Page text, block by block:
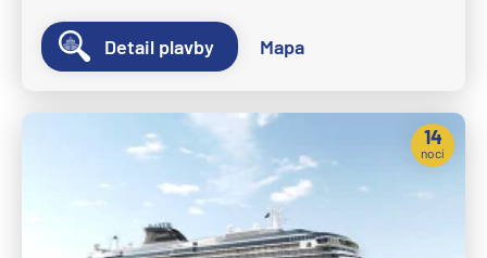
MS Koningsdam
MS Nieuw Amsterdam
MS Noordam
MS Rotterdam
MS Volendam
Detail plavby Mapa
14
nocí